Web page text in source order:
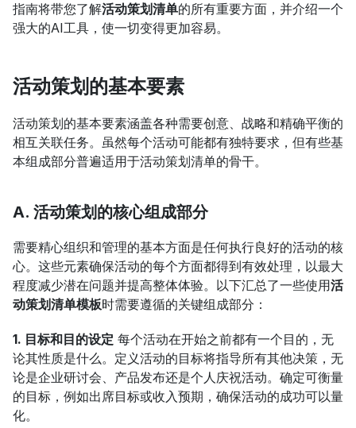
指南将带您了解活动策划清单的所有重要方面，并介绍一个
强大的AI工具，使一切变得更加容易。
活动策划的基本要素
活动策划的基本要素涵盖各种需要创意、战略和精确平衡的
相互关联任务。虽然每个活动可能都有独特要求，但有些基
本组成部分普遍适用于活动策划清单的骨干。
A. 活动策划的核心组成部分
需要精心组织和管理的基本方面是任何执行良好的活动的核
心。这些元素确保活动的每个方面都得到有效处理，以最大
程度减少潜在问题并提高整体体验。以下汇总了一些使用活
动策划清单模板时需要遵循的关键组成部分：
1. 目标和目的设定 每个活动在开始之前都有一个目的，无
论其性质是什么。定义活动的目标将指导所有其他决策，无
论是企业研讨会、产品发布还是个人庆祝活动。确定可衡量
的目标，例如出席目标或收入预期，确保活动的成功可以量
化。